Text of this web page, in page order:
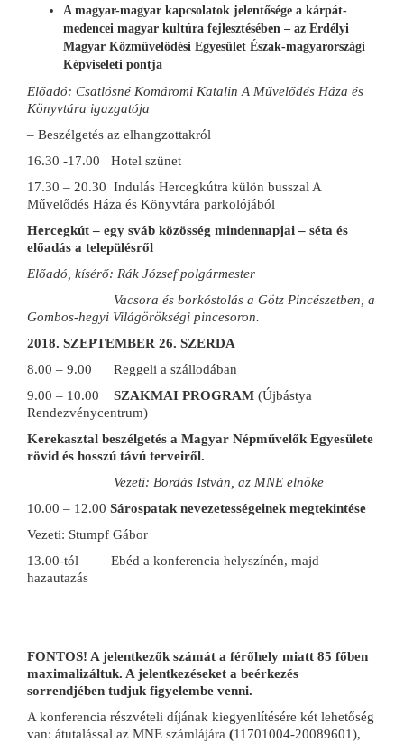
A magyar-magyar kapcsolatok jelentősége a kárpát-
medencei magyar kultúra fejlesztésében – az Erdélyi
Magyar Közművelődési Egyesület Észak-magyarországi
Képviseleti pontja
Előadó: Csatlósné Komáromi Katalin A Művelődés Háza és
Könyvtára igazgatója
– Beszélgetés az elhangzottakról
16.30 -17.00 Hotel szünet
17.30 – 20.30 Indulás Hercegkútra külön busszal A
Művelődés Háza és Könyvtára parkolójából
Hercegkút – egy sváb közösség mindennapjai – séta és
előadás a településről
Előadó, kísérő: Rák József polgármester
Vacsora és borkóstolás a Götz Pincészetben, a
Gombos-hegyi Világörökségi pincesoron.
2018. SZEPTEMBER 26. SZERDA
8.00 – 9.00 Reggeli a szállodában
9.00 – 10.00 SZAKMAI PROGRAM (Újbástya
Rendezvénycentrum)
Kerekasztal beszélgetés a Magyar Népművelők Egyesülete
rövid és hosszú távú terveiről.
Vezeti: Bordás István, az MNE elnöke
10.00 – 12.00 Sárospatak nevezetességeinek megtekintése
Vezeti: Stumpf Gábor
13.00-tól Ebéd a konferencia helyszínén, majd
hazautazás
FONTOS! A jelentkezők számát a férőhely miatt 85 főben
maximalizáltuk. A jelentkezéseket a beérkezés
sorrendjében tudjuk figyelembe venni.
A konferencia részvételi díjának kiegyenlítésére két lehetőség
van: átutalással az MNE számlájára (11701004-20089601),